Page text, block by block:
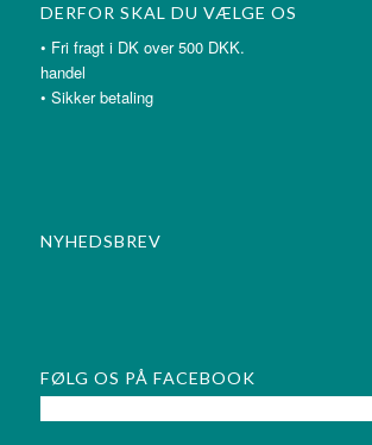
DERFOR SKAL DU VÆLGE OS
• Fri fragt i DK over 500
handel
• Sikker betaling
NYHEDSBREV
FØLG OS PÅ FACEBOOK